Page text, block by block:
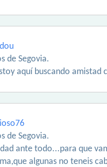
de Segovia.
aquí buscando amistad
de Segovia.
ante todo...para que
algunas no teneis